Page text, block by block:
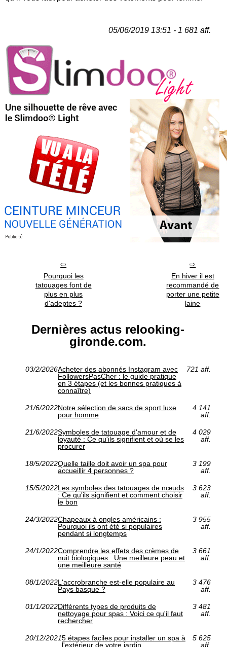
05/06/2019 13:51 - 1 681 aff.
Pourquoi les
tatouages font de
plus en plus
d'adeptes ?
En hiver il est
recommandé de
porter une petite
laine
Dernières actus relooking-
gironde.com.
03/2/2026Acheter des abonnés Instagram avec
FollowersPasCher : le guide pratique
en 3 étapes (et les bonnes pratiques à
connaître)
721 aff.
21/6/2022Notre sélection de sacs de sport luxe
pour homme
4 141
aff.
21/6/2022Symboles de tatouage d'amour et de
loyauté : Ce qu'ils signifient et où se les
procurer
4 029
aff.
18/5/2022Quelle taille doit avoir un spa pour
accueillir 4 personnes ?
3 199
aff.
15/5/2022Les symboles des tatouages de nœuds
: Ce qu'ils signifient et comment choisir
le bon
3 623
aff.
24/3/2022Chapeaux à ongles américains :
Pourquoi ils ont été si populaires
pendant si longtemps
3 955
aff.
24/1/2022Comprendre les effets des crèmes de
nuit biologiques : Une meilleure peau et
une meilleure santé
3 661
aff.
08/1/2022L'accrobranche est-elle populaire au
Pays basque ?
3 476
aff.
01/1/2022Différents types de produits de
nettoyage pour spas : Voici ce qu'il faut
rechercher
3 481
aff.
20/12/20215 étapes faciles pour installer un spa à
l'extérieur de votre jardin
5 625
aff.